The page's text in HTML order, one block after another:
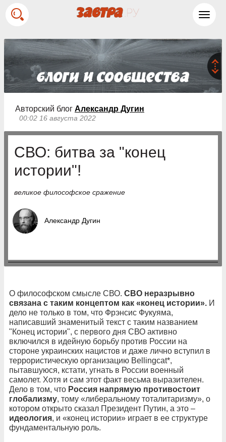
Авторский блог Александр Дугин
00:02 16 августа 2022
СВО: битва за "конец
истории"!
великое философское сражение
Александр Дугин
О философском смысле СВО. СВО неразрывно
связана с таким концептом как «конец истории». И
дело не только в том, что Фрэнсис Фукуяма,
написавший знаменитый текст с таким названием
"Конец истории", с первого дня СВО активно
включился в идейную борьбу против России на
стороне украинских нацистов и даже лично вступил в
террористическую организацию Bellingcat*,
пытавшуюся, кстати, угнать в России военный
самолет. Хотя и сам этот факт весьма выразителен.
Дело в том, что Россия напрямую противостоит
глобализму, тому «либеральному тоталитаризму», о
котором открыто сказал Президент Путин, а это –
идеология, и «конец истории» играет в ее структуре
фундаментальную роль.